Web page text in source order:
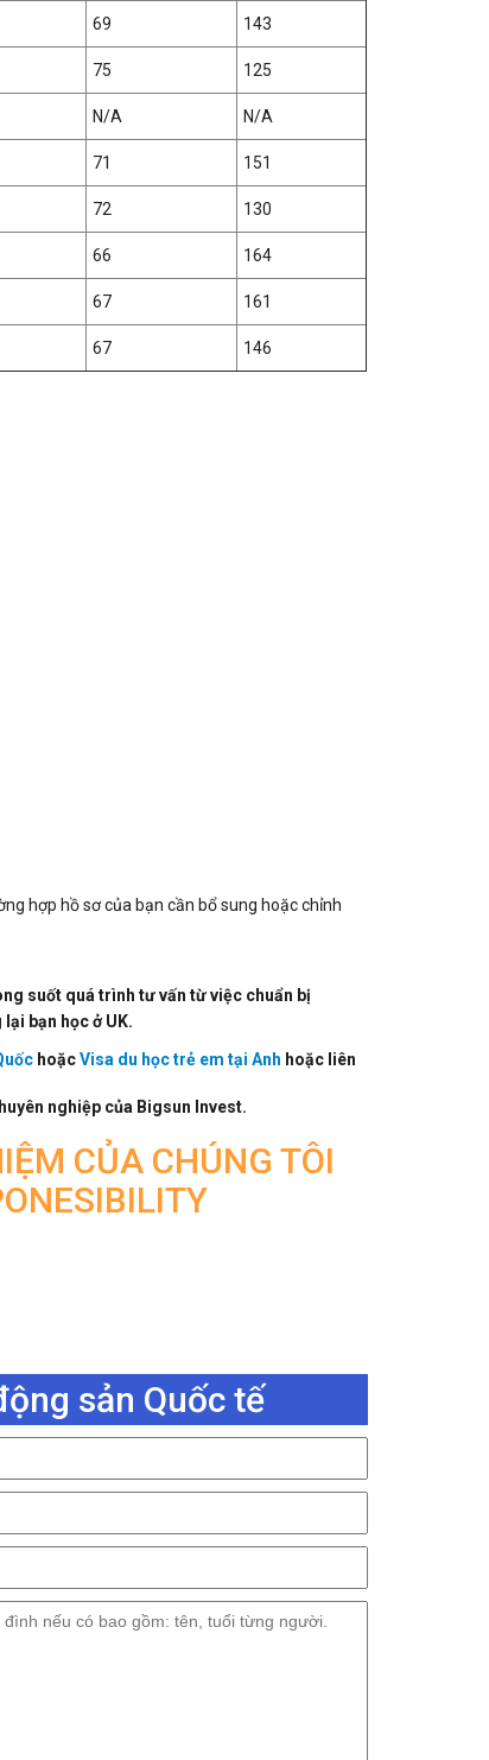
69 143
75 125
N/A N/A
71 151
72 130
66 164
67 161
67 146
hợp hồ sơ của bạn cần bổ sung hoặc chỉnh
suốt quá trình tư vấn từ việc chuẩn bị
bạn học ở UK.
hoặcVisa du học trẻ em tại Anh hoặc liên
nghiệp của Bigsun Invest.
CỦA CHÚNG TÔI
sản Quốc tế